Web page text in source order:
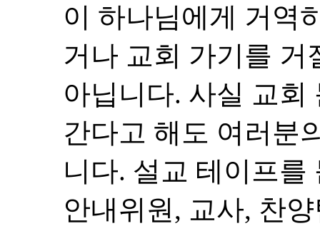
이 하나님에게 거역
거나 교회 가기를
아닙니다. 사실 교회
간다고 해도 여러분
니다. 설교 테이프를
안내위원, 교사, 찬